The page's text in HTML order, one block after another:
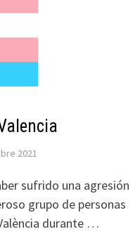
2021
sufrido una agresión
grupo de personas
durante …